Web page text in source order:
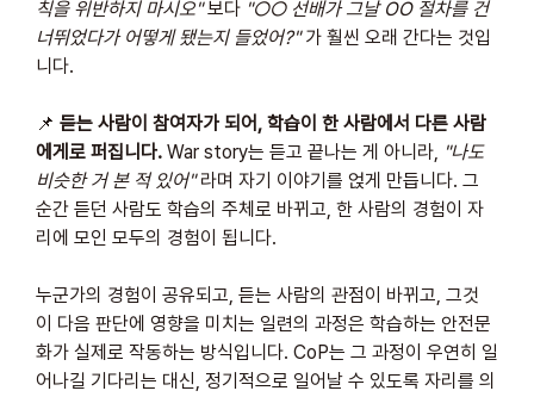
칙을 위반하지 마시오" 보다 "○○ 선배가 그날 OO 절차를 건
너뛰었다가 어떻게 됐는지 들었어?" 가 훨씬 오래 간다는 것입
니다.
📌 듣는 사람이 참여자가 되어, 학습이 한 사람에서 다른 사람
에게로 퍼집니다. War story는 듣고 끝나는 게 아니라, "나도
비슷한 거 본 적 있어" 라며 자기 이야기를 얹게 만듭니다. 그
순간 듣던 사람도 학습의 주체로 바뀌고, 한 사람의 경험이 자
리에 모인 모두의 경험이 됩니다.
누군가의 경험이 공유되고, 듣는 사람의 관점이 바뀌고, 그것
이 다음 판단에 영향을 미치는 일련의 과정은 학습하는 안전문
화가 실제로 작동하는 방식입니다. CoP는 그 과정이 우연히 일
어나길 기다리는 대신, 정기적으로 일어날 수 있도록 자리를 의